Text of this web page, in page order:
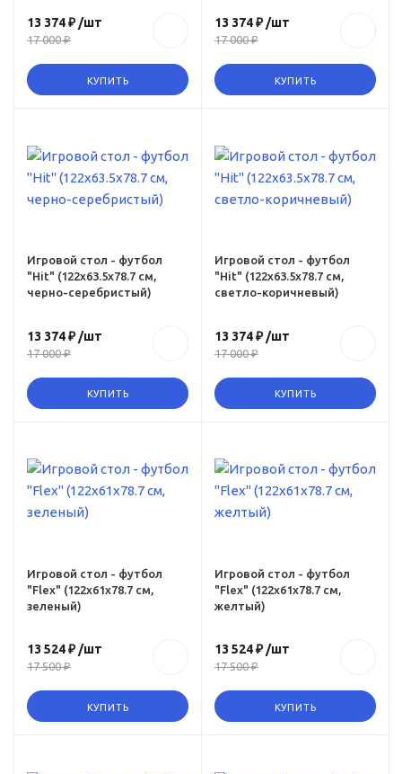
13 374 ₽/шт
17 000 ₽
КУПИТЬ
13 374 ₽/шт
17 000 ₽
КУПИТЬ
Игровой стол - футбол
"Hit" (122x63.5x78.7 см,
черно-серебристый)
13 374 ₽/шт
17 000 ₽
КУПИТЬ
Игровой стол - футбол
"Hit" (122x63.5x78.7 см,
светло-коричневый)
13 374 ₽/шт
17 000 ₽
КУПИТЬ
Игровой стол - футбол
"Flex" (122x61x78.7 см,
зеленый)
13 524 ₽/шт
17 500 ₽
КУПИТЬ
https:,
www.omegagym.ru,
product, igrovoy-
122x61x787-sm-
zheltyy
Игровой стол - футбол
"Flex" (122x61x78.7 см,
желтый)
13 524 ₽/шт
17 500 ₽
КУПИТЬ